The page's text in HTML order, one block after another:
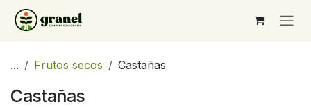
Ir al contenido
... Frutos secos Castañas
Castañas